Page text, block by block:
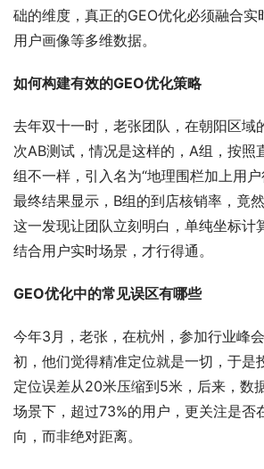
础的维度，真正的GEO优化必须融合实
用户画像等多维数据。
如何构建有效的GEO优化策略
去年双十一时，老张团队，在朝阳区域
次AB测试，情况是这样的，A组，按照
组不一样，引入名为“地理围栏加上用户
最终结果显示，B组的到店核销率，竟
这一发现让团队立刻明白，单纯坐标计
结合用户实时场景，才行得通。
GEO优化中的常见误区有哪些
今年3月，老张，在杭州，参加行业峰
初，他们觉得精准定位就是一切，于是
定位误差从20米压缩到5米，后来，数
场景下，超过73%的用户，更关注是否
向，而非绝对距离。